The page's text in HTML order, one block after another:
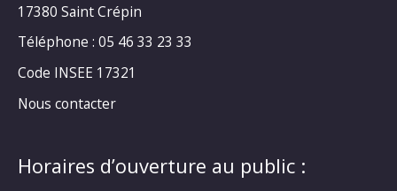
17380 Saint Crépin
Téléphone : 05 46 33 23 33
Code INSEE 17321
Nous contacter
Horaires d’ouverture au public :